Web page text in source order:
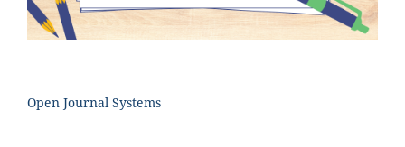
Open Journal Systems